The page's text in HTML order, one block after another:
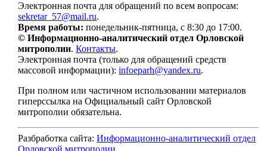
Электронная почта для обращений по всем вопросам:
sekretar_57@mail.ru.
Время работы: понедельник-пятница, с 8:30 до 17:00.
© Информационно-аналитический отдел Орловской
митрополии.Контакты.
Электронная почта (только для обращений средств
массовой информации):infoeparh@yandex.ru.
При полном или частичном использовании материалов
гиперссылка на Официальный сайт Орловской
митрополии обязательна.
Разбработка сайта:Информационно-аналитический отдел